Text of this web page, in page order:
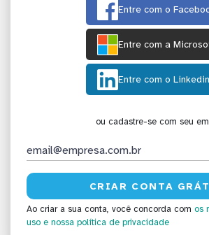
Entre com o
Entre com a
Entre com o Linkedin
ou cadastre-se com seu
Ao criar a sua conta, você concorda com os
uso e nossa política de privacidade